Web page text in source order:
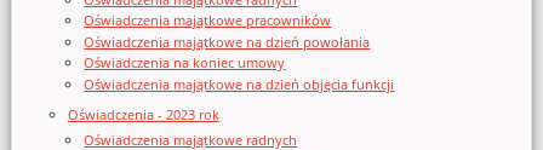
Oświadczenia majątkowe pracowników
Oświadczenia majątkowe na dzień powołania
Oświadczenia na koniec umowy
Oświadczenia majątkowe na dzień objęcia funkcji
Oświadczenia - 2023 rok
Oświadczenia majątkowe radnych